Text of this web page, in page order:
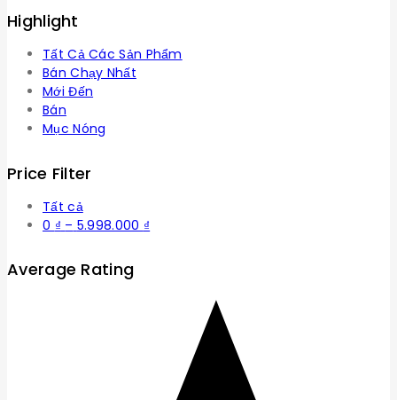
Highlight
Tất Cả Các Sản Phẩm
Bán Chạy Nhất
Mới Đến
Bán
Mục Nóng
Price Filter
Tất cả
0 ₫ – 5.998.000 ₫
5.998.000 ₫
Average Rating